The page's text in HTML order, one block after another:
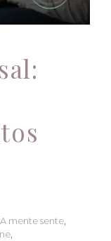
mental
A mente sente,
,